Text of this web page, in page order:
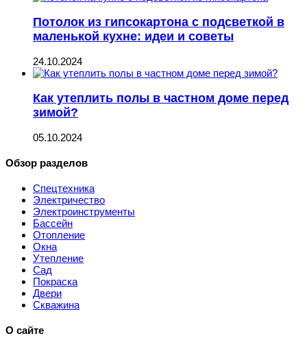
Потолок из гипсокартона с подсветкой в
маленькой кухне: идеи и советы
24.10.2024
Как утеплить полы в частном доме перед
зимой?
05.10.2024
Обзор разделов
Спецтехника
Электричество
Электроинструменты
Бассейн
Отопление
Окна
Утепление
Сад
Покраска
Двери
Скважина
О сайте